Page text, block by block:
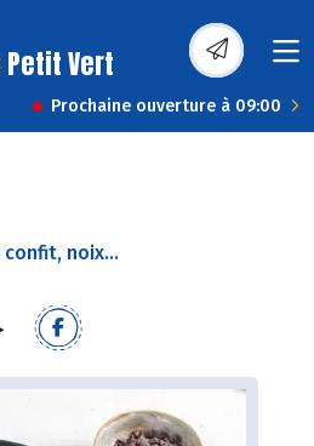
Petit Vert
Prochaine ouverture à 09:00
confit, noix...